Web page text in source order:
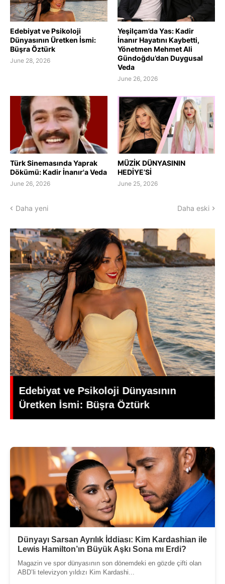
Edebiyat ve Psikoloji
Dünyasının Üretken İsmi:
Büşra Öztürk
June 28, 2026
Yeşilçam’da Yas: Kadir
İnanır Hayatını Kaybetti,
Yönetmen Mehmet Ali
Gündoğdu’dan Duygusal
Veda
June 26, 2026
Türk Sinemasında Yaprak
Dökümü: Kadir İnanır'a Veda
June 26, 2026
MÜZİK DÜNYASININ
HEDİYE’Sİ
June 25, 2026
Daha yeni Daha eski
Yeşilçam’da Yas: Kadir İnanır Hayatını
Kaybetti, Yönetmen Mehmet Ali
Gündoğdu’dan Duygusal Veda
Dünyayı Sarsan Ayrılık İddiası: Kim Kardashian ile
Lewis Hamilton’ın Büyük Aşkı Sona mı Erdi?
Magazin ve spor dünyasının son dönemdeki en gözde çifti olan
ABD’li televizyon yıldızı Kim Kardashi...